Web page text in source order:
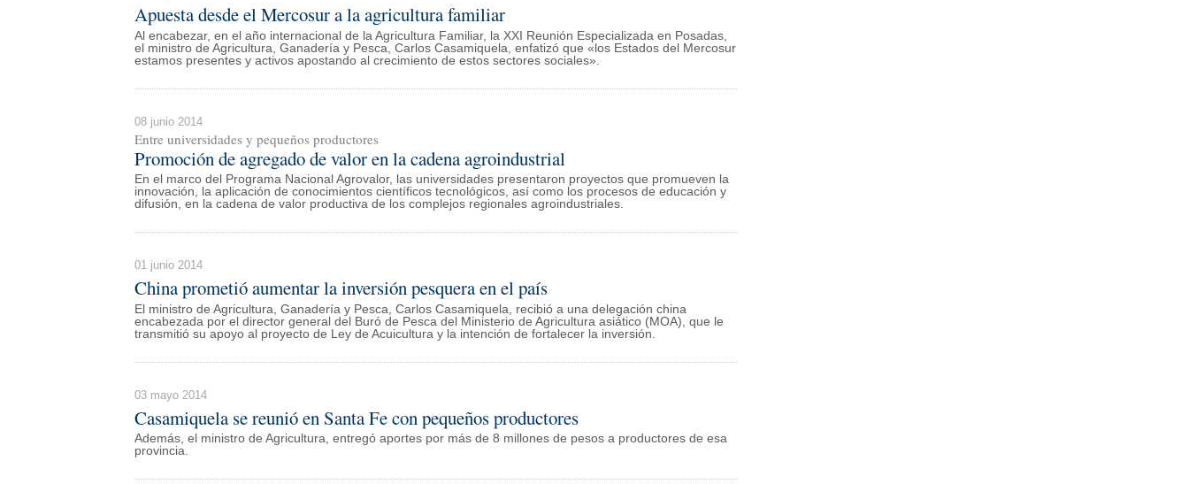
Apuesta desde el Mercosur a la agricultura familiar
Al encabezar, en el año internacional de la Agricultura Familiar, la XXI Reunión Especializada en Posadas,
el ministro de Agricultura, Ganadería y Pesca, Carlos Casamiquela, enfatizó que «los Estados del Mercosur
estamos presentes y activos apostando al crecimiento de estos sectores sociales».
08 junio 2014
Entre universidades y pequeños productores
Promoción de agregado de valor en la cadena agroindustrial
En el marco del Programa Nacional Agrovalor, las universidades presentaron proyectos que promueven la
innovación, la aplicación de conocimientos científicos tecnológicos, así como los procesos de educación y
difusión, en la cadena de valor productiva de los complejos regionales agroindustriales.
01 junio 2014
China prometió aumentar la inversión pesquera en el país
El ministro de Agricultura, Ganadería y Pesca, Carlos Casamiquela, recibió a una delegación china
encabezada por el director general del Buró de Pesca del Ministerio de Agricultura asiático (MOA), que le
transmitió su apoyo al proyecto de Ley de Acuicultura y la intención de fortalecer la inversión.
03 mayo 2014
Casamiquela se reunió en Santa Fe con pequeños productores
Además, el ministro de Agricultura, entregó aportes por más de 8 millones de pesos a productores de esa
provincia.